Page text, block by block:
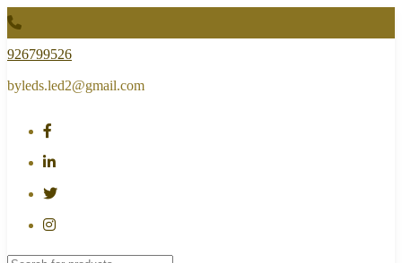
Skip
to
content
926799526
byleds.led2@gmail.com